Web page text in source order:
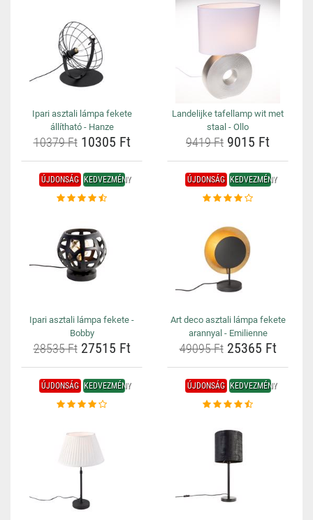
Ipari asztali lámpa fekete
állítható - Hanze
10379 Ft10305 Ft
Landelijke tafellamp wit met
staal - Ollo
9419 Ft 9015 Ft
ÚJDONSÁG KEDVEZMÉNY
Ipari asztali lámpa fekete -
Bobby
28535 Ft27515 Ft
ÚJDONSÁG KEDVEZMÉNY
Art deco asztali lámpa fekete
arannyal - Emilienne
49095 Ft25365 Ft
ÚJDONSÁG KEDVEZMÉNY ÚJDONSÁG KEDVEZMÉNY